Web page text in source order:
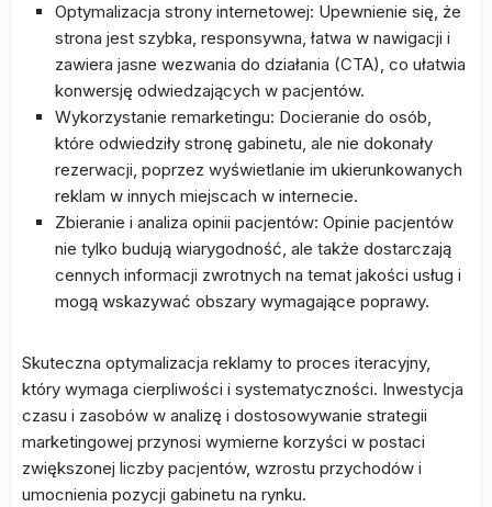
Optymalizacja strony internetowej: Upewnienie się, że
strona jest szybka, responsywna, łatwa w nawigacji i
zawiera jasne wezwania do działania (CTA), co ułatwia
konwersję odwiedzających w pacjentów.
Wykorzystanie remarketingu: Docieranie do osób,
które odwiedziły stronę gabinetu, ale nie dokonały
rezerwacji, poprzez wyświetlanie im ukierunkowanych
reklam w innych miejscach w internecie.
Zbieranie i analiza opinii pacjentów: Opinie pacjentów
nie tylko budują wiarygodność, ale także dostarczają
cennych informacji zwrotnych na temat jakości usług i
mogą wskazywać obszary wymagające poprawy.
Skuteczna optymalizacja reklamy to proces iteracyjny,
który wymaga cierpliwości i systematyczności. Inwestycja
czasu i zasobów w analizę i dostosowywanie strategii
marketingowej przynosi wymierne korzyści w postaci
zwiększonej liczby pacjentów, wzrostu przychodów i
umocnienia pozycji gabinetu na rynku.